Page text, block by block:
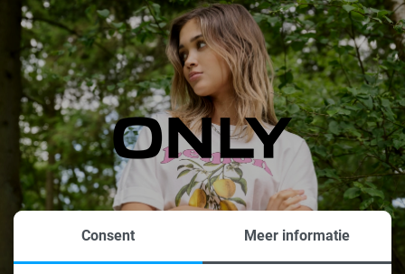
Consent Meer informatie